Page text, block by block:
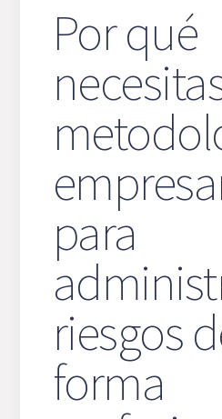
Por qué
para
riesgos
forma